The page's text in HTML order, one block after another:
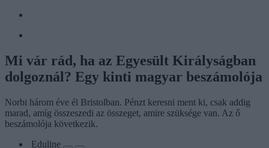
Mi vár rád, ha az Egyesült Királyságban
dolgoznál? Egy kinti magyar beszámolója
Norbi három éve él Bristolban. Pénzt keresni ment ki, csak addig
marad, amíg összeszedi az összeget, amire szüksége van. Az ő
beszámolója következik.
Eduline